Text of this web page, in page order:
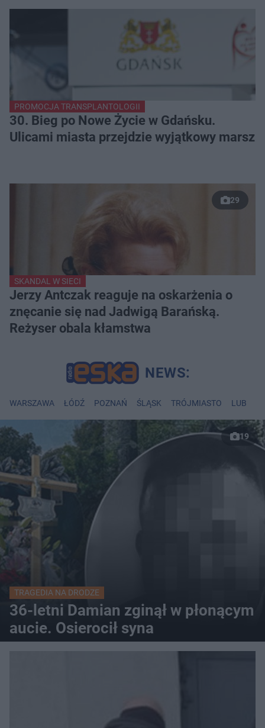
PROMOCJA TRANSPLANTOLOGII
30. Bieg po Nowe Życie w Gdańsku.
Ulicami miasta przejdzie wyjątkowy marsz
29
SKANDAL W SIECI
Jerzy Antczak reaguje na oskarżenia o
znęcanie się nad Jadwigą Barańską.
Reżyser obala kłamstwa
WARSZAWA ŁÓDŹ POZNAŃ ŚLĄSK TRÓJMIASTO LUBLIN
19
TRAGEDIA NA DRODZE
36-letni Damian zginął w płonącym
aucie. Osierocił syna